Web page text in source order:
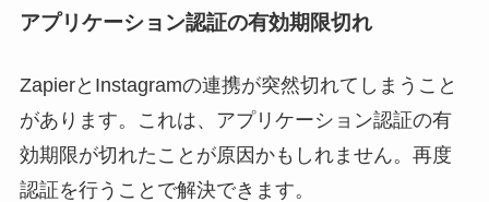
アプリケーション認証の有効期限切れ
ZapierとInstagramの連携が突然切れてしまうこと
があります。これは、アプリケーション認証の有
効期限が切れたことが原因かもしれません。再度
認証を行うことで解決できます。